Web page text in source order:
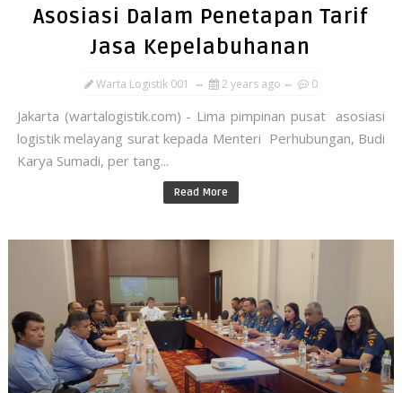
Asosiasi Dalam Penetapan Tarif
Jasa Kepelabuhanan
Warta Logistik 001 2 years ago 0
Jakarta (wartalogistik.com) - Lima pimpinan pusat asosiasi
logistik melayang surat kepada Menteri Perhubungan, Budi
Karya Sumadi, per tang...
Read More